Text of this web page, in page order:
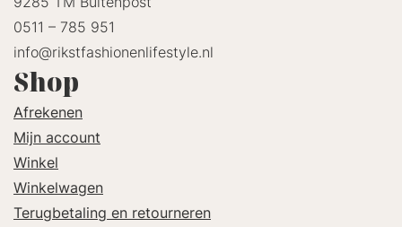
0511 – 785 951
info@rikstfashionenlifestyle.nl
Shop
Afrekenen
Mijn account
Winkel
Winkelwagen
Terugbetaling en retourneren